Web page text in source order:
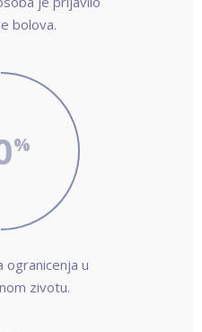
bolova.
ogranicenja u
zivotu.